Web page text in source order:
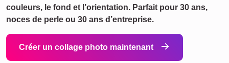
couleurs, le fond et l’orientation. Parfait pour 30 ans,
noces de perle ou 30 ans d’entreprise.
Créer un collage photo maintenant